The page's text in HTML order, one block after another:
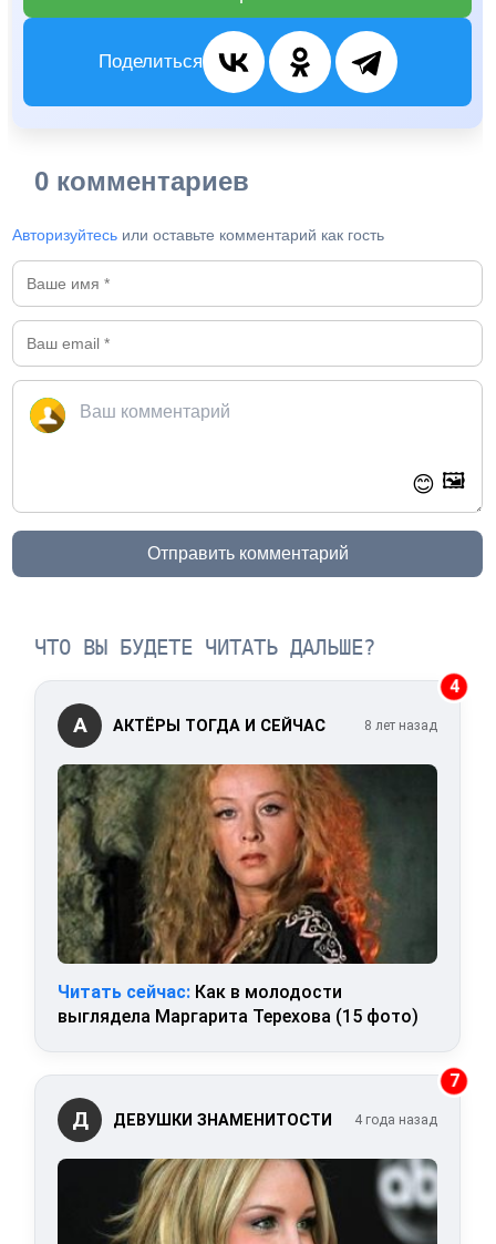
Поделиться
0 комментариев
Авторизуйтесь или оставьте комментарий как гость
😊 🖼️
Отправить комментарий
ЧТО ВЫ БУДЕТЕ ЧИТАТЬ ДАЛЬШЕ?
4
А АКТЁРЫ ТОГДА И СЕЙЧАС 8 лет назад
Читать сейчас: Как в молодости
выглядела Маргарита Терехова (15 фото)
7
Д ДЕВУШКИ ЗНАМЕНИТОСТИ 4 года назад